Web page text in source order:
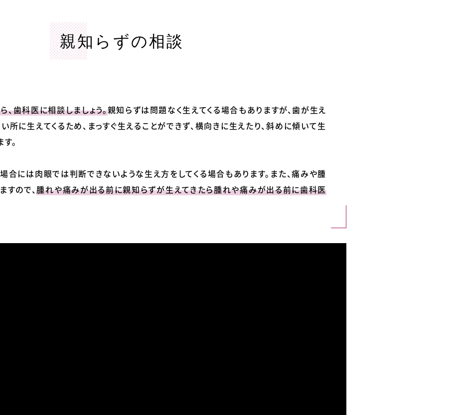
親知らずの相談
、歯科医に相談しましょう。親知らずは問題なく生えてくる場合もありますが、歯が生え
所に生えてくるため、まっすぐ生えることができず、横向きに生えたり、斜めに傾いて生
。
合には肉眼では判断できないような生え方をしてくる場合もあります。また、痛みや腫
すので、腫れや痛みが出る前に親知らずが生えてきたら腫れや痛みが出る前に歯科医